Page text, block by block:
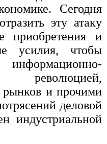
Сегодня
эту атаку
приобретения и
усилия, чтобы
революцией,
рынков и прочими
деловой
индустриальной